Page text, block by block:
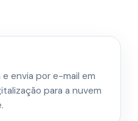
envia por e-mail em
para a nuvem